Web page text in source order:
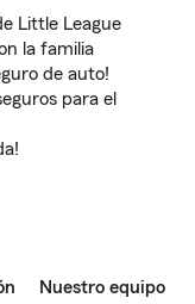
Little League
la familia
de auto!
para el
Nuestro equipo